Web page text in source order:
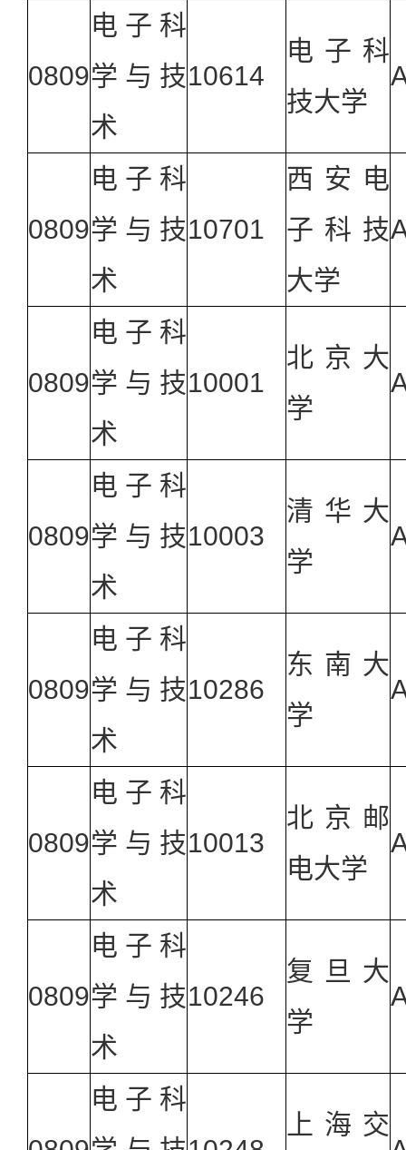
0809
电子科
学与技
术
10614
电子科
技大学
0809
电子科
学与技
术
10701
西安电
子科技
大学
0809
电子科
学与技
术
10001
北京大
学
0809
电子科
学与技
术
10003
清华大
学
0809
电子科
学与技
术
10286
东南大
学
0809
电子科
学与技
术
10013
北京邮
电大学
0809
电子科
学与技
术
10246
复旦大
学
电子科
上海交